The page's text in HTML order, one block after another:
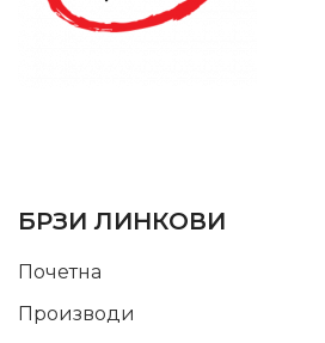
БРЗИ ЛИНКОВИ
Почетна
Производи